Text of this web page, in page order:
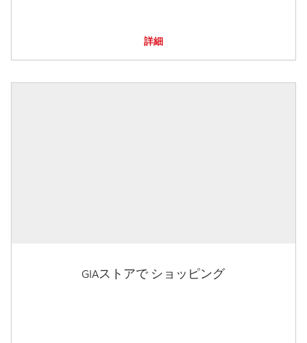
詳細
GIAストアで ショッピング